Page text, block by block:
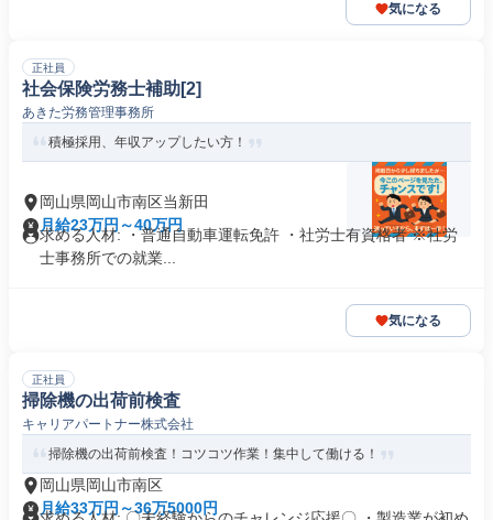
気になる
正社員
社会保険労務士補助[2]
あきた労務管理事務所
積極採用、年収アップしたい方！
岡山県岡山市南区当新田
月給23万円～40万円
求める人材: ・普通自動車運転免許 ・社労士有資格者 ※社労
士事務所での就業...
気になる
正社員
掃除機の出荷前検査
キャリアパートナー株式会社
掃除機の出荷前検査！コツコツ作業！集中して働ける！
岡山県岡山市南区
月給33万円～36万5000円